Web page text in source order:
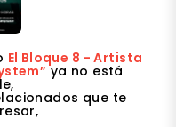
El Bloque 8 - Artista
ya no está
que te